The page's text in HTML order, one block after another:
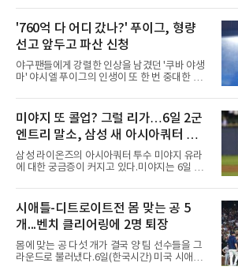
리그의 최종 순위와 포스트시즌 진출 팀이 판가
름 나는 가장 잔인하고도 중
독은 단순히 더위를 이야기하지 않았다. 우천,
폭염, 부상 등 변수가 늘어나는 현실에서 현재
팀당 144경기 체제가 과연 지속 가능한지 질문
을 던졌다.물론 144경기가 세계적으로 특별히
많은 숫자는 아니다. 메이저리그는 팀당 162경
기, 일본프로야구도 143~144경기를 치른다. 숫
자만 놓고 보면 KBO가 유난히 혹사 구조라고 말
비교하기 어려울 정도로 폭염이 길어지고 강해
지고 있다. 여기에 장마, 이
'760억 다 어디 갔나?' 푸이그, 형량
선고 앞두고 파산 신청
야구팬들에게 강렬한 인상을 남겼던 '쿠바 야생
마' 야시엘 푸이그의 인생이 또 한 번 중대한 갈
거액을 벌었던 푸이그가 연방 사건 선고를 앞두
고 파산보호를 신청했다.푸이그는 최근 미국 플
로리다 파산 법원에 챕터11 파산보호 신청을 냈
다. 챕터11은 기업이나 개인이 채권자들과 협의
를 통해 재정 구조를 재편할 수 있도록 돕는 제도
다.미 매체들에 따르면 푸이그의 자산 규모는
1000만~5000만 달러(약 146억~730억 원), 부
산 내역 등 일부 필수 자료가 빠졌다며 서류 미비
를 지적했다.관심이 쏠리는 이
미야지 또 콜업? 그럴 리가…6일 2군
엔트리 말소, 삼성 새 아시아쿼터 찾았
나
삼성 라이온즈의 아시아쿼터 투수 미야지 유라
에 대한 궁금증이 커지고 있다.미야지는 6일 퓨
으로 2군 엔트리 말소는 1군 등록, 부상 관리, 선
수단 조정 등 여러 의미가 있을 수 있다. 하지만
현재 미야지의 상황을 고려하면 단순한 1군 콜
업 준비로 보기에는 무리가 있어보인다.미야지
는 올 시즌 강력한 구위로 기대를 모았지만, 1군
무대에서는 제구 불안이 반복됐다. 빠른 공이라
는 확실한 장점을 갖고 있음에도 볼넷과 사구가
시애틀-디트로이트전 몸 맞는 공 5
개...벤치 클리어링에 2명 퇴장
몸에 맞는 공 다섯 개가 결국 양 팀 선수들을 그
라운드로 불러냈다.6일(한국시간) 미국 시애틀